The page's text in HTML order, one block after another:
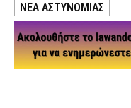
ΝΕΑ ΑΣΤΥΝΟΜΙΑΣ